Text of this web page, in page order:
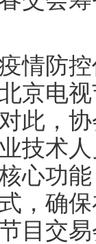
防控
京电
此，
技术
心功
，确
目交